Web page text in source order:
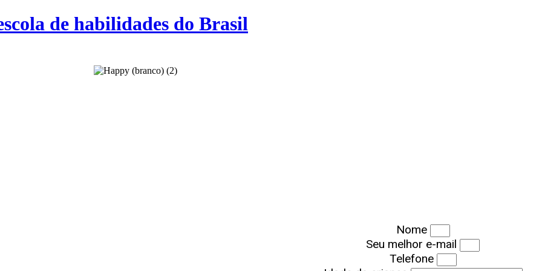
de habilidades do Brasil
Nome
Seu melhor e-mail
Telefone